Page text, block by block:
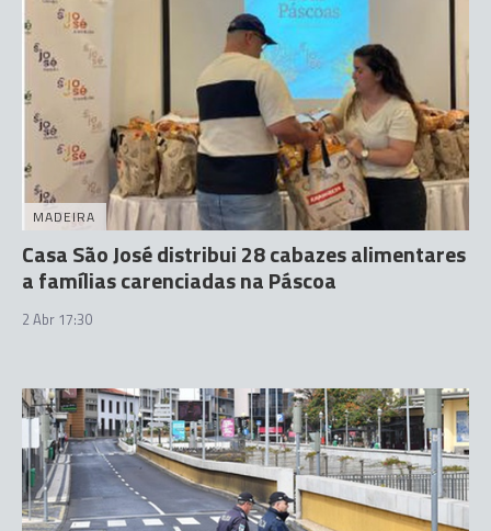
MADEIRA
Casa São José distribui 28 cabazes alimentares
a famílias carenciadas na Páscoa
2 Abr 17:30